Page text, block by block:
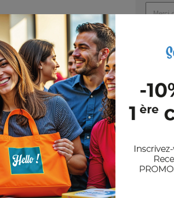
Référence :
Nom :
Dimensions
En nous
et notre